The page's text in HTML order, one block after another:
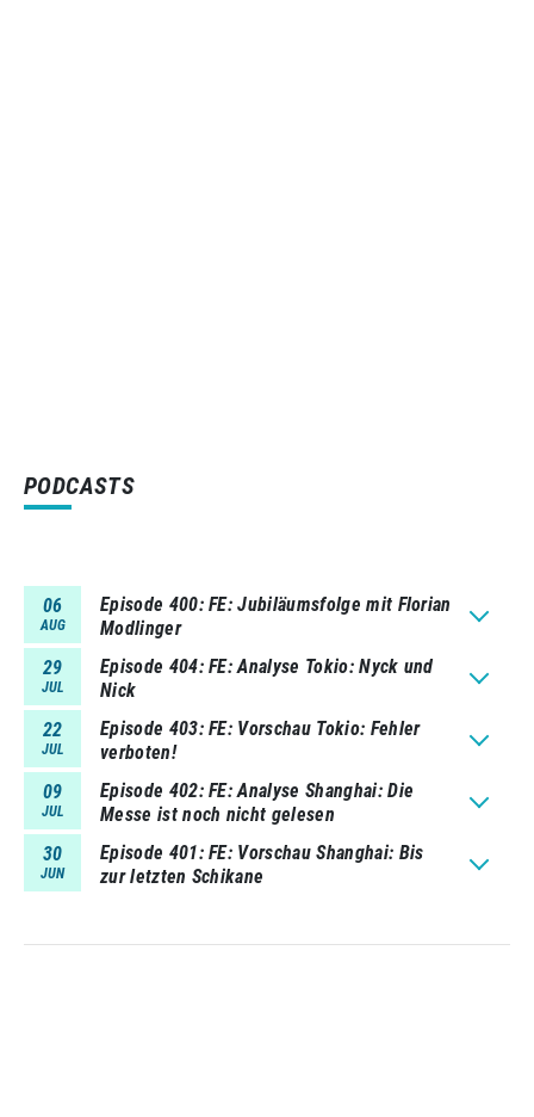
PODCASTS
06
AUG
Episode 400 FE: Jubiläumsfolge mit Florian
Modlinger
29
JUL
Episode 404 FE: Analyse Tokio: Nyck und
Nick
22
JUL
Episode 403 FE: Vorschau Tokio: Fehler
verboten!
09
JUL
Episode 402 FE: Analyse Shanghai: Die
Messe ist noch nicht gelesen
30
JUN
Episode 401 FE: Vorschau Shanghai: Bis
zur letzten Schikane